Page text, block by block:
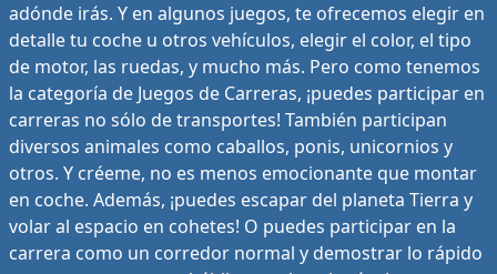
adónde irás. Y en algunos juegos, te ofrecemos elegir en
detalle tu coche u otros vehículos, elegir el color, el tipo
de motor, las ruedas, y mucho más. Pero como tenemos
la categoría de Juegos de Carreras, ¡puedes participar en
carreras no sólo de transportes! También participan
diversos animales como caballos, ponis, unicornios y
otros. Y créeme, no es menos emocionante que montar
en coche. Además, ¡puedes escapar del planeta Tierra y
volar al espacio en cohetes! O puedes participar en la
carrera como un corredor normal y demostrar lo rápido